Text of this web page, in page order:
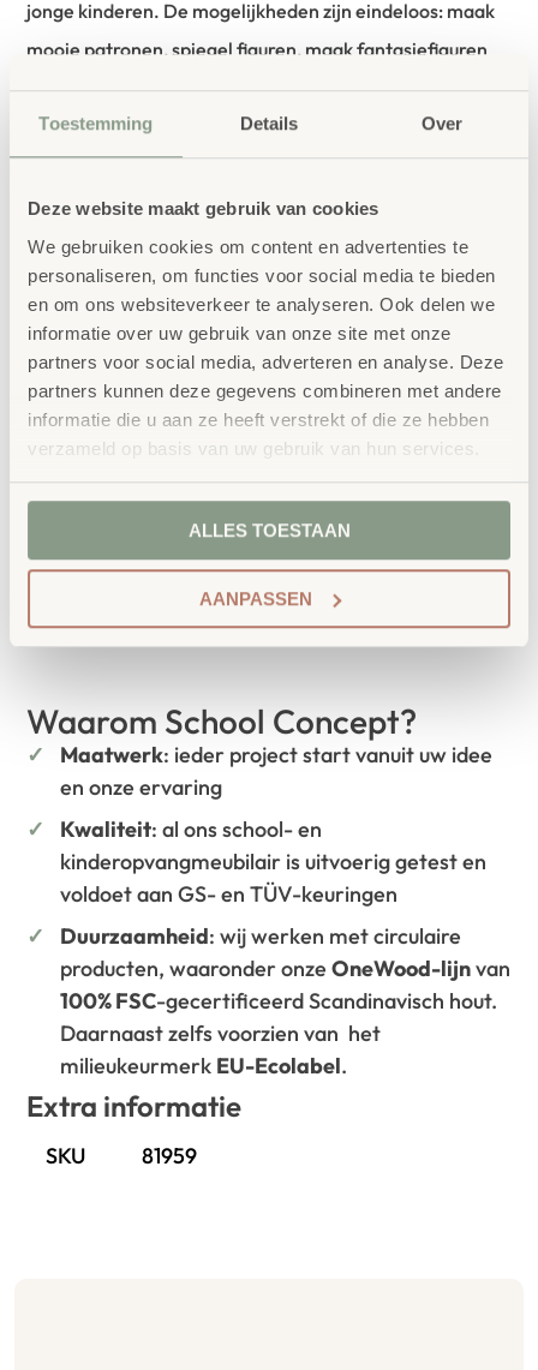
Toestemming Details Over
Deze website maakt gebruik van cookies
We gebruiken cookies om content en advertenties te
personaliseren, om functies voor social media te bieden
en om ons websiteverkeer te analyseren. Ook delen we
informatie over uw gebruik van onze site met onze
partners voor social media, adverteren en analyse. Deze
partners kunnen deze gegevens combineren met andere
informatie die u aan ze heeft verstrekt of die ze hebben
verzameld op basis van uw gebruik van hun services.
ALLES TOESTAAN
AANPASSEN
jonge kinderen. De mogelijkheden zijn eindeloos: maak
mooie patronen, spiegel figuren, maak fantasiefiguren
en geometrische vormen. Het spelen met deze
mozaïekpuzzel versterkt de verbeeldingskracht,
geometrische basiskennis en ruimtelijk inzicht.
– 350 vierkante puzzelstukjes in 12 kleuren (2,3 x 2,3 cm)
– 1 groot legbord (39 x 39 cm)
Vertrouwdbestellen bij School
Concept
School Concept is de specialist in
leeromgeving inspireert wanneer deze
aansluit bij de behoeften van kinderen én
Waarom School Concept?
Maatwerk: ieder project start vanuit uw idee
en onze ervaring
Kwaliteit: al ons school- en
kinderopvangmeubilair is uitvoerig getest en
voldoet aan GS- en TÜV-keuringen
Duurzaamheid: wij werken met circulaire
producten, waaronder onzeOneWood-lijnvan
100% FSC-gecertificeerd Scandinavisch hout.
Daarnaast zelfs voorzien van het
milieukeurmerk EU-Ecolabel.
Extra informatie
SKU 81959